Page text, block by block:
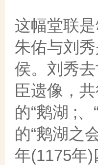
这幅堂联
朱佑与刘
侯。刘秀
臣遗像，
的“鹅湖 ;
的“鹅湖之
年(1175年